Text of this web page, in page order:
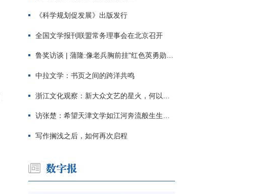
《科学规划促发展》出版发行
全国文学报刊联盟常务理事会在北京召开
鲁奖访谈 | 蒲隆:像老兵胸前挂"红色英勇勋章"
中拉文学：书页之间的跨洋共鸣
浙江文化观察：新大众文艺的星火，何以燎原？
访张楚：希望天津文学如江河奔流般生生不息
写作搁浅之后，如何再次启程